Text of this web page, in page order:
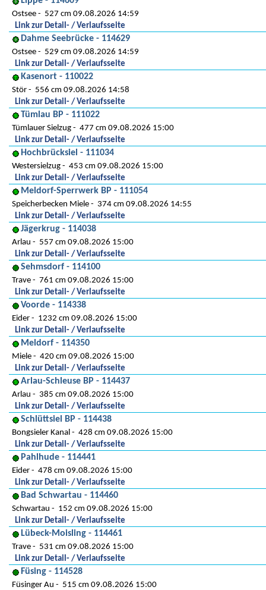
Ostsee
527 cm 09.08.2026 14:59
Link zur Detail- / Verlaufsseite
Dahme Seebrücke - 114629
Ostsee
529 cm 09.08.2026 14:59
Link zur Detail- / Verlaufsseite
Kasenort - 110022
Stör
556 cm 09.08.2026 14:58
Link zur Detail- / Verlaufsseite
Tümlau BP - 111022
Tümlauer Sielzug
477 cm 09.08.2026 15:00
Link zur Detail- / Verlaufsseite
Hochbrücksiel - 111034
Westersielzug
453 cm 09.08.2026 15:00
Link zur Detail- / Verlaufsseite
Meldorf-Sperrwerk BP - 111054
Speicherbecken Miele
374 cm 09.08.2026 14:55
Link zur Detail- / Verlaufsseite
Jägerkrug - 114038
Arlau
557 cm 09.08.2026 15:00
Link zur Detail- / Verlaufsseite
Sehmsdorf - 114100
Trave
761 cm 09.08.2026 15:00
Link zur Detail- / Verlaufsseite
Voorde - 114338
Eider
1232 cm 09.08.2026 15:00
Link zur Detail- / Verlaufsseite
Meldorf - 114350
Miele
420 cm 09.08.2026 15:00
Link zur Detail- / Verlaufsseite
Arlau-Schleuse BP - 114437
Arlau
385 cm 09.08.2026 15:00
Link zur Detail- / Verlaufsseite
Schlüttsiel BP - 114438
Bongsieler Kanal
428 cm 09.08.2026 15:00
Link zur Detail- / Verlaufsseite
Pahlhude - 114441
Eider
478 cm 09.08.2026 15:00
Link zur Detail- / Verlaufsseite
Bad Schwartau - 114460
Schwartau
152 cm 09.08.2026 15:00
Link zur Detail- / Verlaufsseite
Lübeck-Moisling - 114461
Trave
531 cm 09.08.2026 15:00
Link zur Detail- / Verlaufsseite
Füsing - 114528
Füsinger Au
515 cm 09.08.2026 15:00